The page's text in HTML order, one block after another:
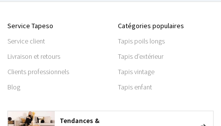
Service Tapeso
Service client
Livraison et retours
Clients professionnels
Blog
Catégories populaires
Tapis poils longs
Tapis d’extérieur
Tapis vintage
Tapis enfant
Tendances &